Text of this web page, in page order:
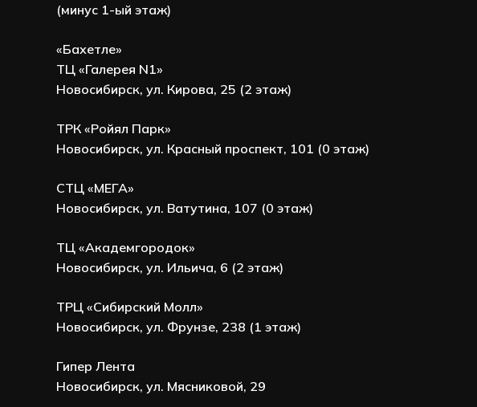
(минус 1-ый этаж)
«Бахетле»
ТЦ «Галерея N1»
Новосибирск, ул. Кирова, 25 (2 этаж)
ТРК «Ройял Парк»
Новосибирск, ул. Красный проспект, 101 (0 этаж)
СТЦ «МЕГА»
Новосибирск, ул. Ватутина, 107 (0 этаж)
ТЦ «Академгородок»
Новосибирск, ул. Ильича, 6 (2 этаж)
ТРЦ «Сибирский Молл»
Новосибирск, ул. Фрунзе, 238 (1 этаж)
Гипер Лента
Новосибирск, ул. Мясниковой, 29